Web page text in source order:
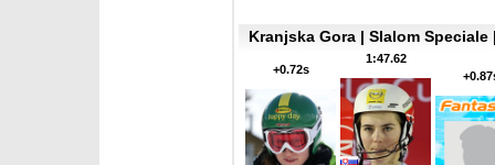
Kranjska Gora | Slalom Speciale
1:47.62
+0.72s